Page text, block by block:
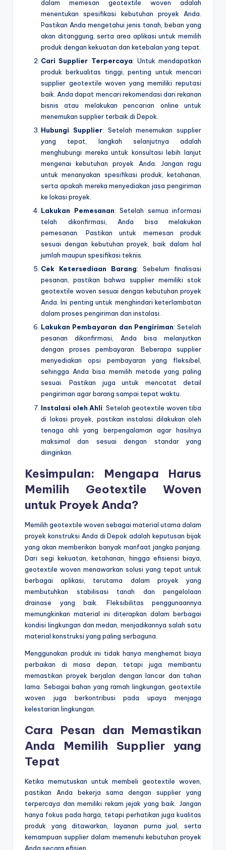
dalam memesan geotextile woven adalah
menentukan spesifikasi kebutuhan proyek Anda.
Pastikan Anda mengetahui jenis tanah, beban yang
akan ditanggung, serta area aplikasi untuk memilih
produk dengan kekuatan dan ketebalan yang tepat.
Cari Supplier Terpercaya: Untuk mendapatkan
produk berkualitas tinggi, penting untuk mencari
supplier geotextile woven yang memiliki reputasi
baik. Anda dapat mencari rekomendasi dari rekanan
bisnis atau melakukan pencarian online untuk
menemukan supplier terbaik di Depok.
Hubungi Supplier: Setelah menemukan supplier
yang tepat, langkah selanjutnya adalah
menghubungi mereka untuk konsultasi lebih lanjut
mengenai kebutuhan proyek Anda. Jangan ragu
untuk menanyakan spesifikasi produk, ketahanan,
serta apakah mereka menyediakan jasa pengiriman
ke lokasi proyek.
Lakukan Pemesanan: Setelah semua informasi
telah dikonfirmasi, Anda bisa melakukan
pemesanan. Pastikan untuk memesan produk
sesuai dengan kebutuhan proyek, baik dalam hal
jumlah maupun spesifikasi teknis.
Cek Ketersediaan Barang: Sebelum finalisasi
pesanan, pastikan bahwa supplier memiliki stok
geotextile woven sesuai dengan kebutuhan proyek
Anda. Ini penting untuk menghindari keterlambatan
dalam proses pengiriman dan instalasi.
Lakukan Pembayaran dan Pengiriman: Setelah
pesanan dikonfirmasi, Anda bisa melanjutkan
dengan proses pembayaran. Beberapa supplier
menyediakan opsi pembayaran yang fleksibel,
sehingga Anda bisa memilih metode yang paling
sesuai. Pastikan juga untuk mencatat detail
pengiriman agar barang sampai tepat waktu.
Instalasi oleh Ahli: Setelah geotextile woven tiba
di lokasi proyek, pastikan instalasi dilakukan oleh
tenaga ahli yang berpengalaman agar hasilnya
maksimal dan sesuai dengan standar yang
diinginkan.
Kesimpulan: Mengapa Harus
Memilih Geotextile Woven
untuk Proyek Anda?
Memilih geotextile woven sebagai material utama dalam
proyek konstruksi Anda di Depok adalah keputusan bijak
yang akan memberikan banyak manfaat jangka panjang.
Dari segi kekuatan, ketahanan, hingga efisiensi biaya,
geotextile woven menawarkan solusi yang tepat untuk
berbagai aplikasi, terutama dalam proyek yang
membutuhkan stabilisasi tanah dan pengelolaan
drainase yang baik. Fleksibilitas penggunaannya
memungkinkan material ini diterapkan dalam berbagai
kondisi lingkungan dan medan, menjadikannya salah satu
material konstruksi yang paling serbaguna.
Menggunakan produk ini tidak hanya menghemat biaya
perbaikan di masa depan, tetapi juga membantu
memastikan proyek berjalan dengan lancar dan tahan
lama. Sebagai bahan yang ramah lingkungan, geotextile
woven juga berkontribusi pada upaya menjaga
kelestarian lingkungan.
Cara Pesan dan Memastikan
Anda Memilih Supplier yang
Tepat
Ketika memutuskan untuk membeli geotextile woven,
pastikan Anda bekerja sama dengan supplier yang
terpercaya dan memiliki rekam jejak yang baik. Jangan
hanya fokus pada harga, tetapi perhatikan juga kualitas
produk yang ditawarkan, layanan purna jual, serta
kemampuan supplier dalam memenuhi kebutuhan proyek
Anda secara efisien.